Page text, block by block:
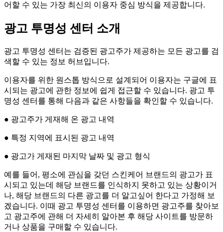
어할 수 있는 가장 최신의 이용자 중심 방식을 제공합니다.
광고 투명성 센터 소개
광고 투명성 센터는 검증된 광고주가 제공하는 모든 광고를 검
색할 수 있는 정보 허브입니다.
이용자를 위한 원스톱 방식으로 설계되어 이용자는 구글에 표
시되는 광고에 관한 정보에 쉽게 접근할 수 있습니다. 광고 투
명성 센터를 통해 다음과 같은 사항들을 확인할 수 있습니다.
● 광고주가 게재해 온 광고 내역
● 특정 지역에 표시된 광고 내역
● 광고가 게재된 마지막 날짜 및 광고 형식
예를 들어, 평소에 관심을 갖던 스킨케어 브랜드의 광고가 표
시되고 있는데 해당 브랜드를 인식하지 못하고 있는 상황이거
나, 해당 브랜드의 다른 광고를 더 알고싶어 한다고 가정해 보
겠습니다. 이때 광고 투명성 센터를 이용하면 광고주를 찾아보
고 광고주에 관해 더 자세히 알아본 후 해당 사이트를 방문하
거나 상품을 구매할 수 있습니다.